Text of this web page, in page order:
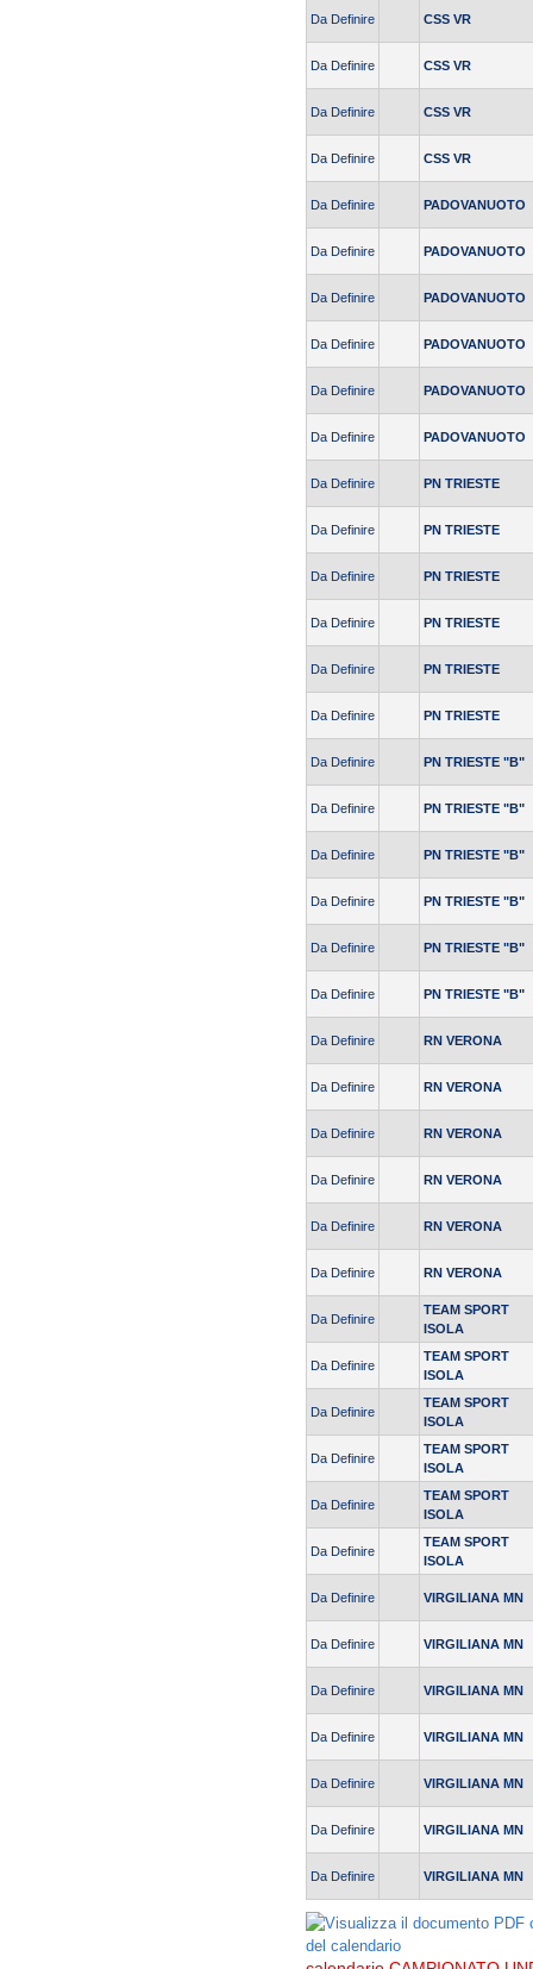
Da Definire CSS VR
Da Definire CSS VR
Da Definire CSS VR
Da Definire CSS VR
Da Definire PADOVANUOTO
Da Definire PADOVANUOTO
Da Definire PADOVANUOTO
Da Definire PADOVANUOTO
Da Definire PADOVANUOTO
Da Definire PADOVANUOTO
Da Definire PN TRIESTE
Da Definire PN TRIESTE
Da Definire PN TRIESTE
Da Definire PN TRIESTE
Da Definire PN TRIESTE
Da Definire PN TRIESTE
Da Definire PN TRIESTE "B"
Da Definire PN TRIESTE "B"
Da Definire PN TRIESTE "B"
Da Definire PN TRIESTE "B"
Da Definire PN TRIESTE "B"
Da Definire PN TRIESTE "B"
Da Definire RN VERONA
Da Definire RN VERONA
Da Definire RN VERONA
Da Definire RN VERONA
Da Definire RN VERONA
Da Definire RN VERONA
Da Definire
TEAM SPORT
ISOLA
Da Definire
TEAM SPORT
ISOLA
Da Definire
TEAM SPORT
ISOLA
Da Definire
TEAM SPORT
ISOLA
Da Definire
TEAM SPORT
ISOLA
Da Definire
TEAM SPORT
ISOLA
Da Definire VIRGILIANA MN
Da Definire VIRGILIANA MN
Da Definire VIRGILIANA MN
Da Definire VIRGILIANA MN
Da Definire VIRGILIANA MN
Da Definire VIRGILIANA MN
Da Definire VIRGILIANA MN